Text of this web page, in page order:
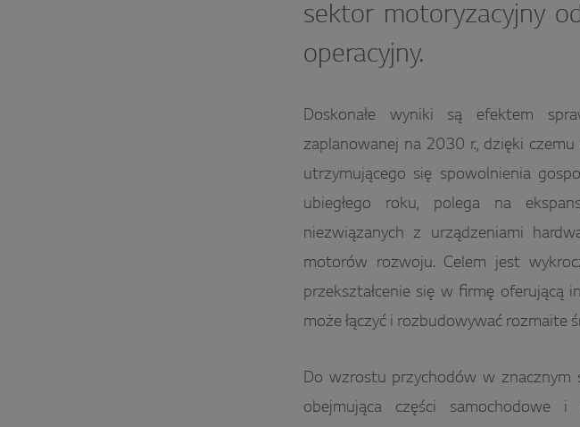
sektor motoryzacyjny
operacyjny.
Doskonałe wyniki są efektem
zaplanowanej na 2030 r., dzięki
utrzymującego się spowolnienia
ubiegłego roku, polega na
niezwiązanych z urządzeniami
motorów rozwoju. Celem jest
przekształcenie się w firmę oferującą
może łączyć i rozbudowywać rozmaite
Do wzrostu przychodów w znacznym
obejmująca części samochodowe